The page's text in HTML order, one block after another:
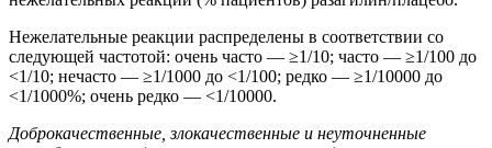
Нежелательные реакции распределены в соответствии со
следующей частотой: очень часто — ≥1/10; часто — ≥1/100 до
<1/10; нечасто — ≥1/1000 до <1/100; редко — ≥1/10000 до
<1/1000%; очень редко — <1/10000.
Доброкачественные, злокачественные и неуточненные